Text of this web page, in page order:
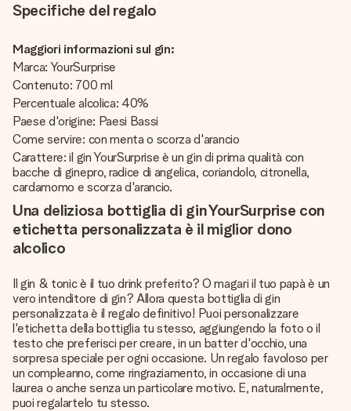
Specifiche del regalo
Maggiori informazioni sul gin:
Marca: YourSurprise
Contenuto: 700 ml
Percentuale alcolica: 40%
Paese d'origine: Paesi Bassi
Come servire: con menta o scorza d'arancio
Carattere: il gin YourSurprise è un gin di prima qualità con
bacche di ginepro, radice di angelica, coriandolo, citronella,
cardamomo e scorza d'arancio.
Una deliziosa bottiglia di gin YourSurprise con
etichetta personalizzata è il miglior dono
alcolico
Il gin & tonic è il tuo drink preferito? O magari il tuo papà è un
vero intenditore di gin? Allora questa bottiglia di gin
personalizzata è il regalo definitivo! Puoi personalizzare
l'etichetta della bottiglia tu stesso, aggiungendo la foto o il
testo che preferisci per creare, in un batter d'occhio, una
sorpresa speciale per ogni occasione. Un regalo favoloso per
un compleanno, come ringraziamento, in occasione di una
laurea o anche senza un particolare motivo. E, naturalmente,
puoi regalartelo tu stesso.